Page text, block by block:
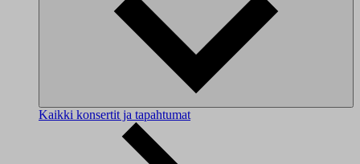
Kaikki konsertit ja tapahtumat